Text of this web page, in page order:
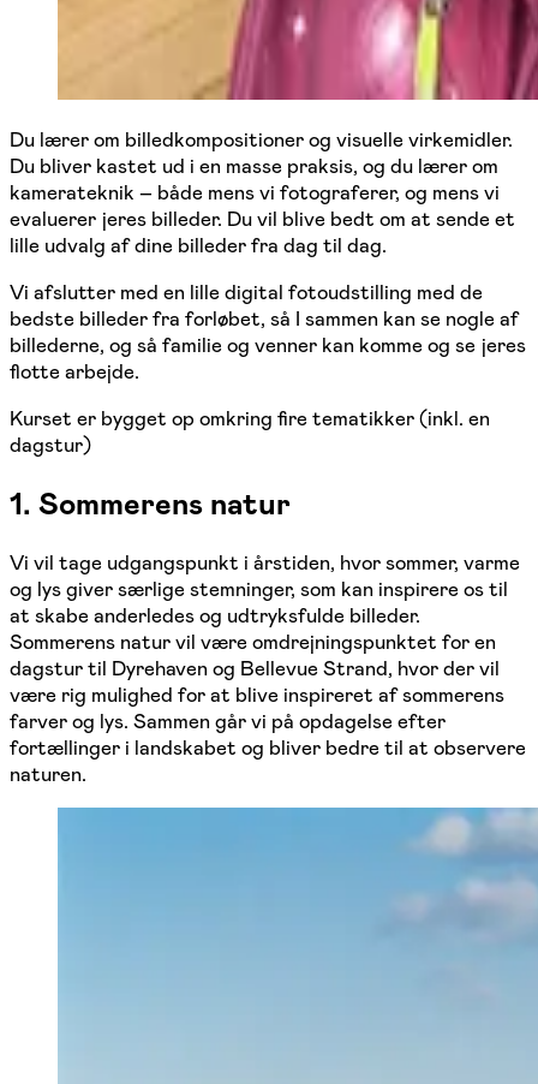
Du lærer om billedkompositioner og visuelle virkemidler.
Du bliver kastet ud i en masse praksis, og du lærer om
kamerateknik – både mens vi fotograferer, og mens vi
evaluerer jeres billeder. Du vil blive bedt om at sende et
lille udvalg af dine billeder fra dag til dag.
Vi afslutter med en lille digital fotoudstilling med de
bedste billeder fra forløbet, så I sammen kan se nogle af
billederne, og så familie og venner kan komme og se jeres
flotte arbejde.
Kurset er bygget op omkring fire tematikker (inkl. en
dagstur)
1. Sommerens natur
Vi vil tage udgangspunkt i årstiden, hvor sommer, varme
og lys giver særlige stemninger, som kan inspirere os til
at skabe anderledes og udtryksfulde billeder.
Sommerens natur vil være omdrejningspunktet for en
dagstur til Dyrehaven og Bellevue Strand, hvor der vil
være rig mulighed for at blive inspireret af sommerens
farver og lys. Sammen går vi på opdagelse efter
fortællinger i landskabet og bliver bedre til at observere
naturen.